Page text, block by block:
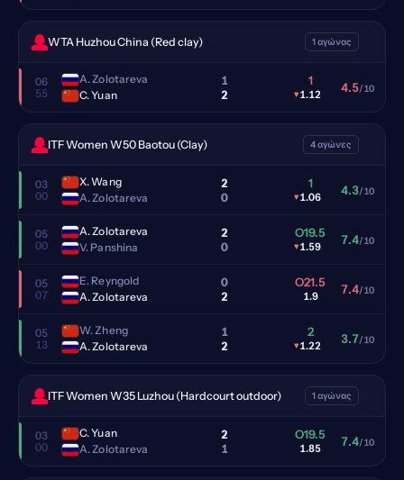
WTA Huzhou China (Red clay) 1 αγώνας
06
55
A. Zolotareva
C. Yuan
1
2
1
▾1.12 4.5/10
ITF Women W50 Baotou (Clay) 4 αγώνες
03
00
X. Wang
A. Zolotareva
2
0
1
▾1.06 4.3/10
05
00
A. Zolotareva
V. Panshina
2
0
O19.5
▾1.59 7.4/10
05
07
E. Reyngold
A. Zolotareva
0
2
O21.5
1.9 7.4/10
05
13
W. Zheng
A. Zolotareva
1
2
2
▾1.22 3.7/10
ITF Women W35 Luzhou (Hardcourt outdoor) 1 αγώνας
03
00
C. Yuan
A. Zolotareva
2
1
O19.5
1.85 7.4/10